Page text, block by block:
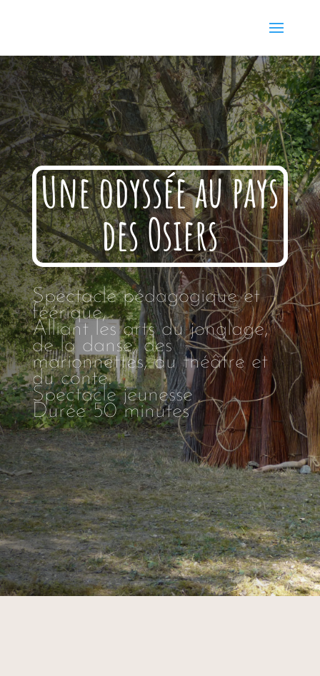
Une odyssée au pays
des Osiers
Spectacle pédagogique et
féérique,
Alliant les arts du jonglage,
de la danse, des
marionnettes, du théâtre et
du conte.
Spectacle jeunesse
Durée 50 minutes